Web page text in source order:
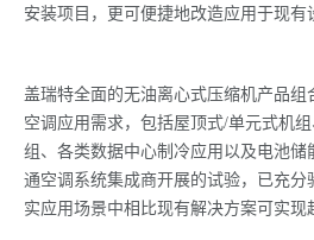
安装项目，更可便捷地改造应用于现有
盖瑞特全面的无油离心式压缩机产品
空调应用需求，包括屋顶式/单元式机
组、各类数据中心制冷应用以及电池
通空调系统集成商开展的试验，已充
实应用场景中相比现有解决方案可实现